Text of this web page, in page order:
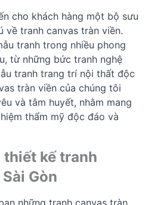
cho khách hàng một bộ sưu
về tranh canvas tràn viền.
tranh trong nhiều phong
từ những bức tranh nghệ
tranh trang trí nội thất độc
tràn viền của chúng tôi
và tâm huyết, nhằm mang
thẩm mỹ độc đáo và
thiết kế tranh
Gòn
những tranh canvas tràn